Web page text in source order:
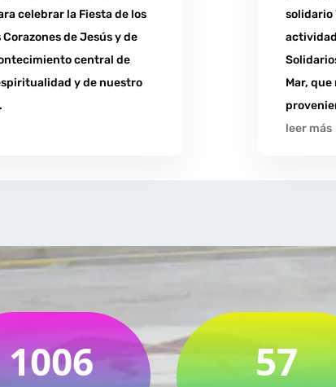
celebrar la Fiesta de los
de Jesús y de
central de
y de nuestro
solidario
Mar,
leer más
1006 57